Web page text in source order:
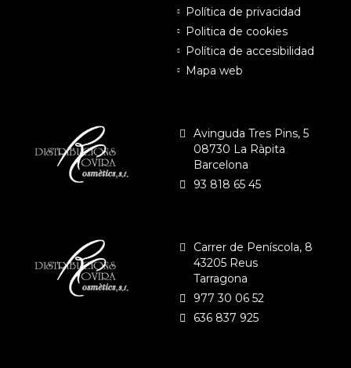
Política de privacidad
Politica de cookies
Política de accesibilidad
Mapa web
Avinguda Tres Pins, 5
08730 La Ràpita
Barcelona
93 818 65 45
Carrer de Peníscola, 8
43205 Reus
Tarragona
977 30 06 52
636 837 925